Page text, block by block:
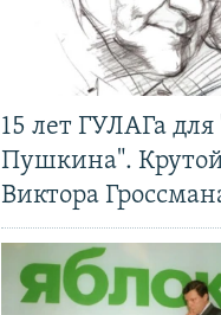
15 лет ГУЛАГа для
Пушкина".
Виктора